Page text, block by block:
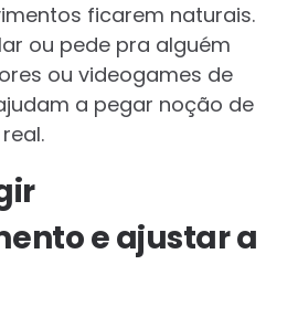
ficarem naturais.
ou pede pra alguém
ou videogames de
a pegar noção de
e ajustar a